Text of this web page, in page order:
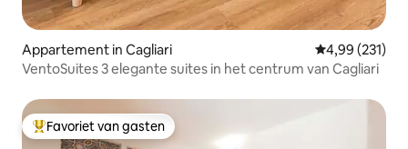
Appartement in Cagliari Gemiddelde
4,99 (231)
VentoSuites 3 elegante suites in het centrum van Cagliari
Topfavoriet van gasten
Favoriet van gasten